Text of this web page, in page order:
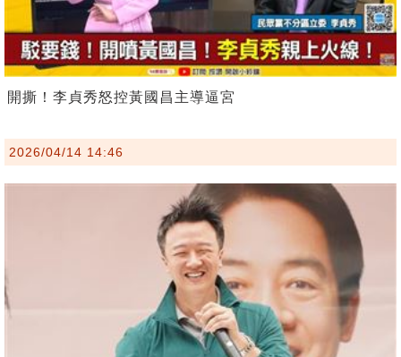
開撕！李貞秀怒控黃國昌主導逼宮
2026/04/14 14:46